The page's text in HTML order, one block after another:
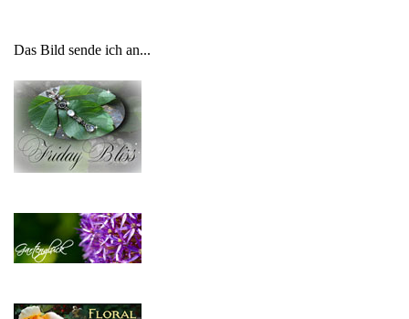
Das Bild sende ich an...